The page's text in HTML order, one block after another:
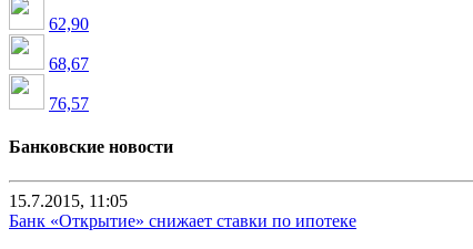
62,90
68,67
76,57
Банковские новости
15.7.2015, 11:05
Банк «Открытие» снижает ставки по ипотеке